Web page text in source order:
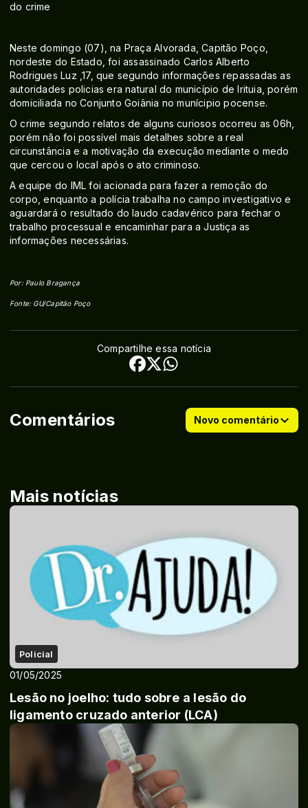
do crime
Neste domingo (07), na Praça Alvorada, Capitão Poço,
nordeste do Estado, foi assassinado Carlos Alberto
Rodrigues Luz ,17, que segundo informações repassadas as
autoridades policias era natural do município de Irituia, porém
domiciliada no Conjunto Goiânia no munícipio pocense.
O crime segundo relatos de alguns curiosos ocorreu as 06h,
porém não foi possível mais detalhes sobre a real
circunstância e a motivação da execução mediante o medo
que cercou o local após o ato criminoso.
A equipe do IML foi acionada para fazer a remoção do
corpo, enquanto a polícia trabalha no campo investigativo e
aguardará o resultado do laudo cadavérico para fechar o
trabalho processual e encaminhar para a Justiça as
informações necessárias.
Por: Paulo Bragança
Fonte: GU/Capitão Poço
Compartilhe essa notícia
Comentários Novo comentário
Mais notícias
Policial
01/05/2025
Lesão no joelho: tudo sobre a lesão do
ligamento cruzado anterior (LCA)